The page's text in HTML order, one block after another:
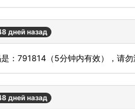
дней назад
是：791814（5分钟内有效），请
дней назад